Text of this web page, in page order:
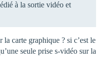
à la sortie vidéo et
la carte graphique ? si c’est le
seule prise s-vidéo sur la